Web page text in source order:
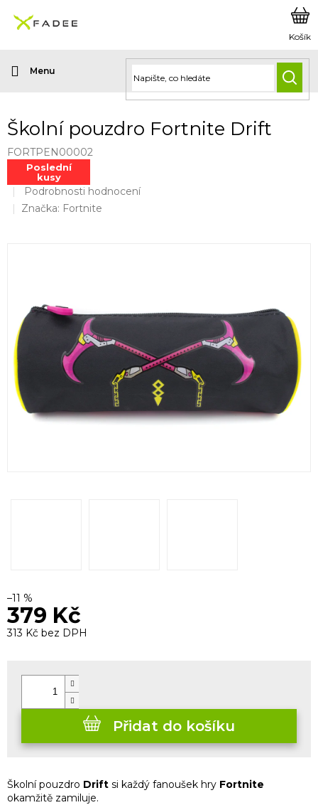
obsah
Školní pouzdro Fortnite Drift
FORTPEN00002
Poslední
kusy
Průměrné
hodnocení
Podrobnosti hodnocení
Značka: Fortnite
–11 %
379 Kč
313 Kč bez DPH
Přidat do košíku
Školní pouzdro Drift si každý fanoušek hry Fortnite
okamžitě zamiluje.